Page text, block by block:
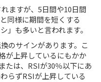
ますが、5日間や10日間
同様に期間を短くする
」も多いと言われます。
のサインがあります。こ
が上昇しているにもかか
たは、RSIが30％以下にあ
らずRSIが上昇している